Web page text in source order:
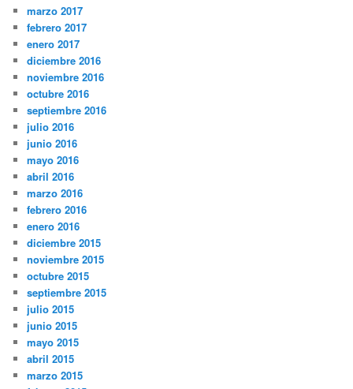
marzo 2017
febrero 2017
enero 2017
diciembre 2016
noviembre 2016
octubre 2016
septiembre 2016
julio 2016
junio 2016
mayo 2016
abril 2016
marzo 2016
febrero 2016
enero 2016
diciembre 2015
noviembre 2015
octubre 2015
septiembre 2015
julio 2015
junio 2015
mayo 2015
abril 2015
marzo 2015